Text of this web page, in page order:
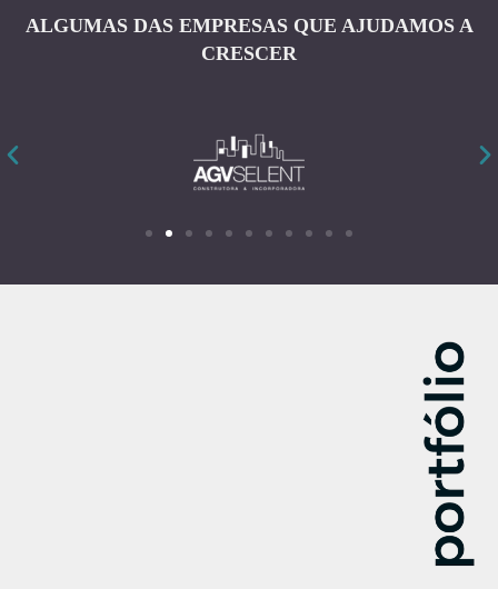
ALGUMAS DAS EMPRESAS QUE AJUDAMOS A
CRESCER